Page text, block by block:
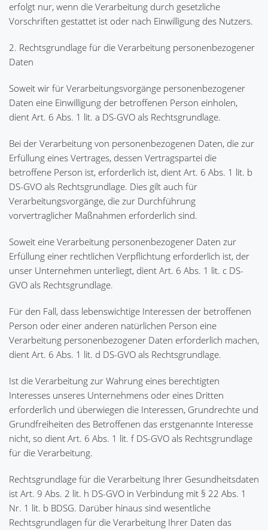
erfolgt nur, wenn die Verarbeitung durch gesetzliche
Vorschriften gestattet ist oder nach Einwilligung des Nutzers.
2. Rechtsgrundlage für die Verarbeitung personenbezogener
Daten
Soweit wir für Verarbeitungsvorgänge personenbezogener
Daten eine Einwilligung der betroffenen Person einholen,
dient Art. 6 Abs. 1 lit. a DS-GVO als Rechtsgrundlage.
Bei der Verarbeitung von personenbezogenen Daten, die zur
Erfüllung eines Vertrages, dessen Vertragspartei die
betroffene Person ist, erforderlich ist, dient Art. 6 Abs. 1 lit. b
DS-GVO als Rechtsgrundlage. Dies gilt auch für
Verarbeitungsvorgänge, die zur Durchführung
vorvertraglicher Maßnahmen erforderlich sind.
Soweit eine Verarbeitung personenbezogener Daten zur
Erfüllung einer rechtlichen Verpflichtung erforderlich ist, der
unser Unternehmen unterliegt, dient Art. 6 Abs. 1 lit. c DS-
GVO als Rechtsgrundlage.
Für den Fall, dass lebenswichtige Interessen der betroffenen
Person oder einer anderen natürlichen Person eine
Verarbeitung personenbezogener Daten erforderlich machen,
dient Art. 6 Abs. 1 lit. d DS-GVO als Rechtsgrundlage.
Ist die Verarbeitung zur Wahrung eines berechtigten
Interesses unseres Unternehmens oder eines Dritten
erforderlich und überwiegen die Interessen, Grundrechte und
Grundfreiheiten des Betroffenen das erstgenannte Interesse
nicht, so dient Art. 6 Abs. 1 lit. f DS-GVO als Rechtsgrundlage
für die Verarbeitung.
Rechtsgrundlage für die Verarbeitung Ihrer Gesundheitsdaten
ist Art. 9 Abs. 2 lit. h DS-GVO in Verbindung mit § 22 Abs. 1
Nr. 1 lit. b BDSG. Darüber hinaus sind wesentliche
Rechtsgrundlagen für die Verarbeitung Ihrer Daten das